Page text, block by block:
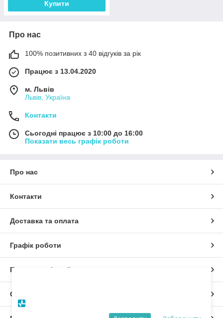
Купити
Про нас
100% позитивних з 40 відгуків за рік
Працює з 13.04.2020
м. Львів
Львів, Україна
Контакти
Сьогодні працює з 10:00 до 16:00
Показати весь графік роботи
Про нас
Контакти
Доставка та оплата
Графік роботи
Повна версія сайту
Сайт створено на маркетплейсі